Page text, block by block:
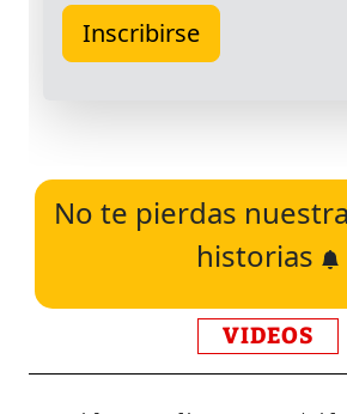
No te pierdas
historias
VIDEOS